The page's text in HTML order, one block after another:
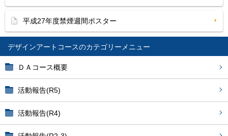
デザインアートコース
ＤＡコース概要
活動報告(R5)
活動報告(R4)
平成27年度禁煙週間ポスター